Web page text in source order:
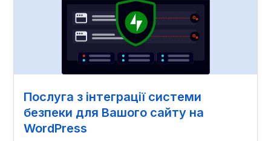
Послуга з інтеграції системи
безпеки для Вашого сайту на
WordPress